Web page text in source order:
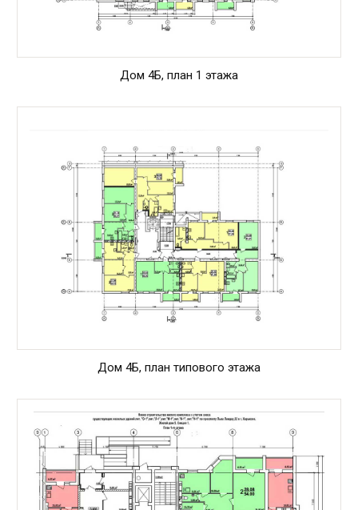
Дом 4Б, план 1 этажа
Дом 4Б, план типового этажа